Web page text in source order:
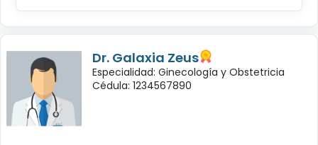
Dr. Galaxia Zeus
Especialidad: Ginecología y Obstetricia
Cédula: 1234567890